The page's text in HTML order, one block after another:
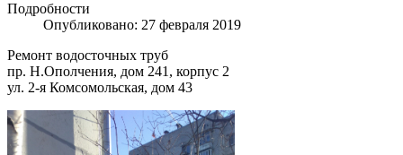
Подробности
Опубликовано: 27 февраля 2019
Ремонт водосточных труб
пр. Н.Ополчения, дом 241, корпус 2
ул. 2-я Комсомольская, дом 43